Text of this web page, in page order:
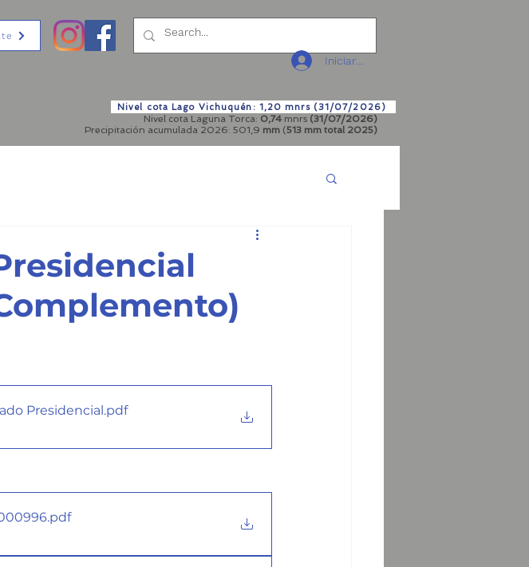
Nivel cota Laguna Torca: 0,74 mnrs (31/07/2026)
Precipitación acumulada 2026: 501,9 mm (513 mm total 2025)
Nivel cota Lago Vichuquén: 1,20 mnrs (31/07/2026)
Iniciar sesión
Presidencial.pdf
.pdf